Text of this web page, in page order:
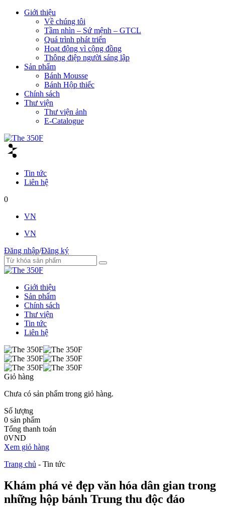
Giới thiệu
Về chúng tôi
Tầm nhìn – Sứ mệnh – GTCL
Quá trình phát triển
Hoạt động vì cộng đồng
Thông điệp người sáng lập
Sản phẩm
Bánh Mousse
Bánh Hộp thiếc
Chính sách
Thư viện
Thư viện ảnh
E-Catalogue
Tin tức
Liên hệ
0
VN
VN
Đăng nhập/Đăng ký
Giới thiệu
Sản phẩm
Chính sách
Thư viện
Tin tức
Liên hệ
Giỏ hàng
Chưa có sản phẩm trong giỏ hàng.
Số lượng
0 sản phẩm
Tổng thanh toán
0VND
Xem giỏ hàng
Trang chủ - Tin tức
Khám phá vẻ đẹp văn hóa dân gian trong
những hộp bánh Trung thu độc đáo